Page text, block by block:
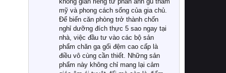
mỹ và phong cách sống của gia chủ.
Để biến căn phòng trở thành chốn
nghỉ dưỡng đích thực 5 sao ngay tại
nhà, việc đầu tư vào các bộ sản
phẩm chăn ga gối đệm cao cấp là
điều vô cùng cần thiết. Những sản
phẩm này không chỉ mang lại cảm